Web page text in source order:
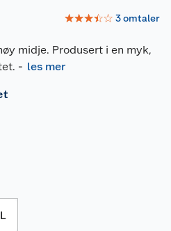
☆☆☆☆☆ 3omtaler
midje. Produsert i en myk,
- les mer